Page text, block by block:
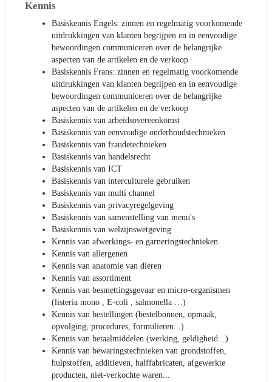
Kennis
Basiskennis Engels: zinnen en regelmatig voorkomende
uitdrukkingen van klanten begrijpen en in eenvoudige
bewoordingen communiceren over de belangrijke
aspecten van de artikelen en de verkoop
Basiskennis Frans: zinnen en regelmatig voorkomende
uitdrukkingen van klanten begrijpen en in eenvoudige
bewoordingen communiceren over de belangrijke
aspecten van de artikelen en de verkoop
Basiskennis van arbeidsovereenkomst
Basiskennis van eenvoudige onderhoudstechnieken
Basiskennis van fraudetechnieken
Basiskennis van handelsrecht
Basiskennis van ICT
Basiskennis van interculturele gebruiken
Basiskennis van multi channel
Basiskennis van privacyregelgeving
Basiskennis van samenstelling van menu's
Basiskennis van welzijnswetgeving
Kennis van afwerkings- en garneringstechnieken
Kennis van allergenen
Kennis van anatomie van dieren
Kennis van assortiment
Kennis van besmettingsgevaar en micro-organismen
(listeria mono , E-coli , salmonella …)
Kennis van bestellingen (bestelbonnen, opmaak,
opvolging, procedures, formulieren...)
Kennis van betaalmiddelen (werking, geldigheid...)
Kennis van bewaringstechnieken van grondstoffen,
hulpstoffen, additieven, halffabricaten, afgewerkte
producten, niet-verkochte waren...